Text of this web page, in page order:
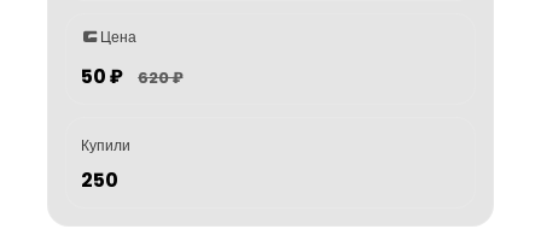
Цена
50 ₽ 620 ₽
Купили
250